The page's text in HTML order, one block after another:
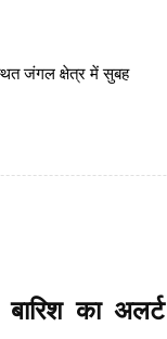
जंगल क्षेत्र में सुबह
बारिश का अलर्ट